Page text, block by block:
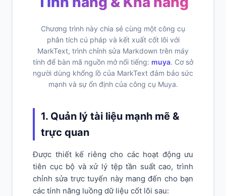
Chương trình này chia sẻ cùng một công cụ
phân tích cú pháp và kết xuất cốt lõi với
MarkText, trình chỉnh sửa Markdown trên máy
tính để bàn mã nguồn mở nổi tiếng: muya. Cơ sở
người dùng khổng lồ của MarkText đảm bảo sức
mạnh và sự ổn định của công cụ Muya.
1. Quản lý tài liệu mạnh mẽ &
trực quan
Được thiết kế riêng cho các hoạt động ưu
tiên cục bộ và xử lý tệp tần suất cao, trình
chỉnh sửa trực tuyến này mang đến cho bạn
các tính năng luồng dữ liệu cốt lõi sau: